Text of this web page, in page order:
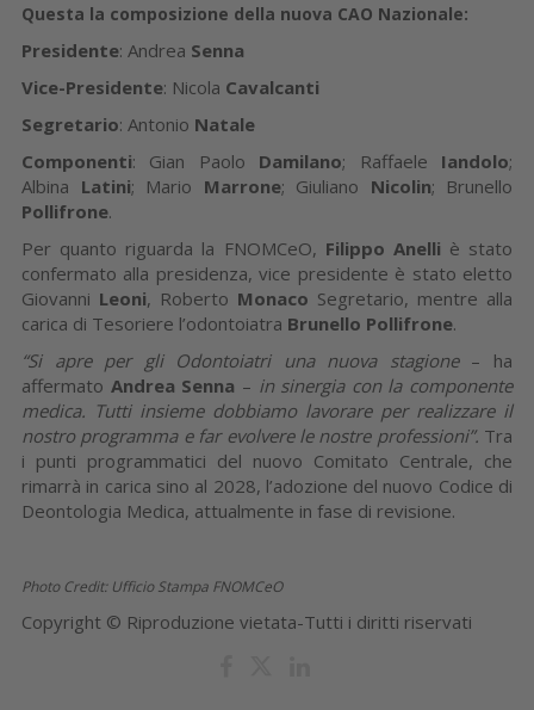
Questa la composizione della nuova CAO Nazionale:
Presidente: Andrea Senna
Vice-Presidente: Nicola Cavalcanti
Segretario: Antonio Natale
Componenti: Gian Paolo Damilano; Raffaele Iandolo;
Albina Latini; Mario Marrone; Giuliano Nicolin; Brunello
Pollifrone.
Per quanto riguarda la FNOMCeO, Filippo Anelli è stato
confermato alla presidenza, vice presidente è stato eletto
Giovanni Leoni, Roberto Monaco Segretario, mentre alla
carica di Tesoriere l’odontoiatra Brunello Pollifrone.
“Si apre per gli Odontoiatri una nuova stagione– ha
affermato Andrea Senna – in sinergia con la componente
medica. Tutti insieme dobbiamo lavorare per realizzare il
nostro programma e far evolvere le nostre professioni”. Tra
i punti programmatici del nuovo Comitato Centrale, che
rimarrà in carica sino al 2028, l’adozione del nuovo Codice di
Deontologia Medica, attualmente in fase di revisione.
Photo Credit: Ufficio Stampa FNOMCeO
Copyright © Riproduzione vietata-Tutti i diritti riservati